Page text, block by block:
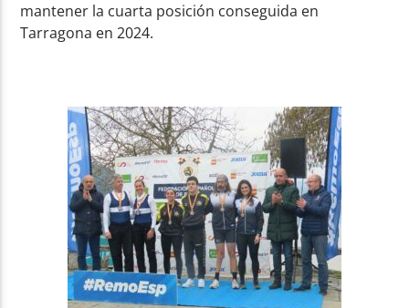
mantener la cuarta posición conseguida en
Tarragona en 2024.